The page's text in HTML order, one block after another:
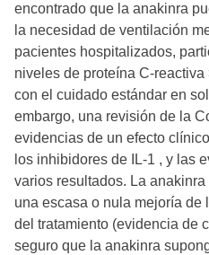
encontrado que la anakinra
la necesidad de ventilación
pacientes hospitalizados,
niveles de proteína C-
con el cuidado estándar en
embargo, una revisión de la
evidencias de un efecto
los inhibidores de IL-1 , y las
varios resultados. La
una escasa o nula mejoría de
del tratamiento (evidencia de
seguro que la anakinra